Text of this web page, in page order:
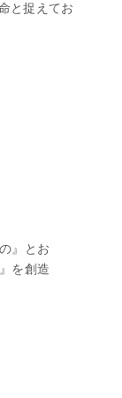
と捉えてお
』とお
を創造